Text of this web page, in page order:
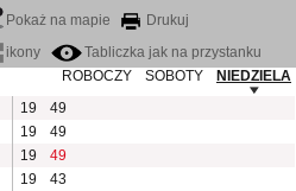
Pokaż na mapie
Drukuj
ikony
Tabliczka jak na przystanku
ROBOCZY
SOBOTY
NIEDZIELA
19
49
19
49
19
49
19
43